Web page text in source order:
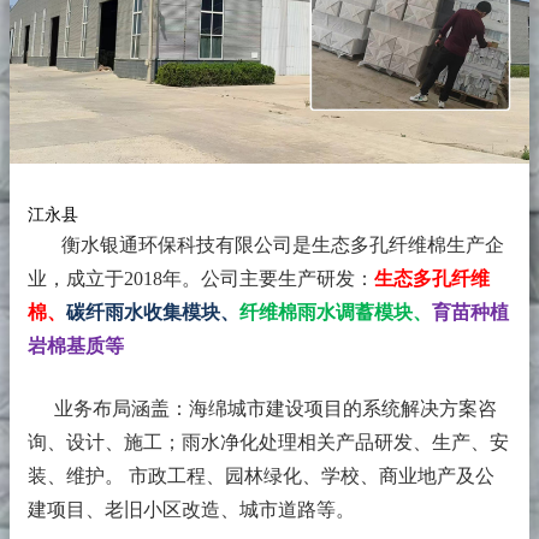
江永县
衡水银通环保科技有限公司是生态多孔纤维棉生产企
业，成立于2018年。 公司主要生产研发： 生态多孔纤维
棉、 碳纤雨水收集模块、 纤维棉雨水调蓄模块、 育苗种植
岩棉基质等
业务布局涵盖：海绵城市建设项目的系统解决方案咨
询、设计、施工；雨水净化处理相关产品研发、生产、安
装、维护。 市政工程、园林绿化、学校、商业地产及公
建项目、老旧小区改造、城市道路等。